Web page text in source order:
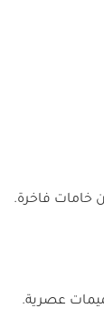
خامات فاخرة.
عصرية.